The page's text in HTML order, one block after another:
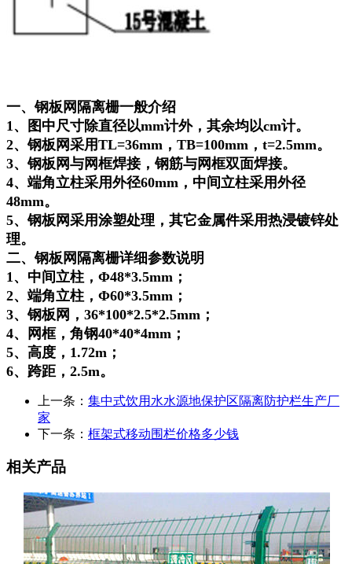
一、钢板网隔离栅一般介绍
1、图中尺寸除直径以mm计外，其余均以cm计。
2、钢板网采用TL=36mm，TB=100mm，t=2.5mm。
3、钢板网与网框焊接，钢筋与网框双面焊接。
4、端角立柱采用外径60mm，中间立柱采用外径
48mm。
5、钢板网采用涂塑处理，其它金属件采用热浸镀锌处
理。
二、钢板网隔离栅详细参数说明
1、中间立柱，Φ48*3.5mm；
2、端角立柱，Φ60*3.5mm；
3、钢板网，36*100*2.5*2.5mm；
4、网框，角钢40*40*4mm；
5、高度，1.72m；
6、跨距，2.5m。
上一条： 集中式饮用水水源地保护区隔离防护栏生产厂
家
下一条： 框架式移动围栏价格多少钱
相关产品